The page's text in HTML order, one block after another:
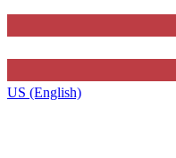
US (English)